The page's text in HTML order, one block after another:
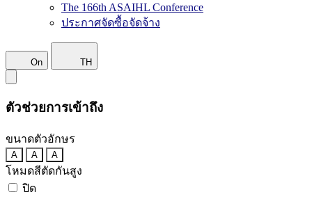
The 166th ASAIHL Conference
ประกาศจัดซื้อจัดจ้าง
On TH
ตัวช่วยการเข้าถึง
ขนาดตัวอักษร
A A A
โหมดสีตัดกันสูง
ปิด